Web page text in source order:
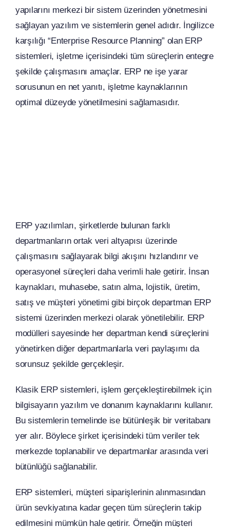
yapılarını merkezi bir sistem üzerinden yönetmesini
sağlayan yazılım ve sistemlerin genel adıdır. İngilizce
karşılığı “Enterprise Resource Planning” olan ERP
sistemleri, işletme içerisindeki tüm süreçlerin entegre
şekilde çalışmasını amaçlar. ERP ne işe yarar
sorusunun en net yanıtı, işletme kaynaklarının
optimal düzeyde yönetilmesini sağlamasıdır.
ERP yazılımları, şirketlerde bulunan farklı
departmanların ortak veri altyapısı üzerinde
çalışmasını sağlayarak bilgi akışını hızlandırır ve
operasyonel süreçleri daha verimli hale getirir. İnsan
kaynakları, muhasebe, satın alma, lojistik, üretim,
satış ve müşteri yönetimi gibi birçok departman ERP
sistemi üzerinden merkezi olarak yönetilebilir. ERP
modülleri sayesinde her departman kendi süreçlerini
yönetirken diğer departmanlarla veri paylaşımı da
sorunsuz şekilde gerçekleşir.
Klasik ERP sistemleri, işlem gerçekleştirebilmek için
bilgisayarın yazılım ve donanım kaynaklarını kullanır.
Bu sistemlerin temelinde ise bütünleşik bir veritabanı
yer alır. Böylece şirket içerisindeki tüm veriler tek
merkezde toplanabilir ve departmanlar arasında veri
bütünlüğü sağlanabilir.
ERP sistemleri, müşteri siparişlerinin alınmasından
ürün sevkiyatına kadar geçen tüm süreçlerin takip
edilmesini mümkün hale getirir. Örneğin müşteri